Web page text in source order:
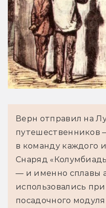
Верн отправил на
путешественников
в команду каждого
Снаряд
— и именно сплавы
использовались
посадочного